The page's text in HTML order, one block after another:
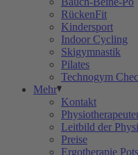
RückenFit
Kindersport
Indoor Cycling
Skigymnastik
Pilates
Technogym
Mehr
Kontakt
Leitbild der
Preise
Ergotherapie